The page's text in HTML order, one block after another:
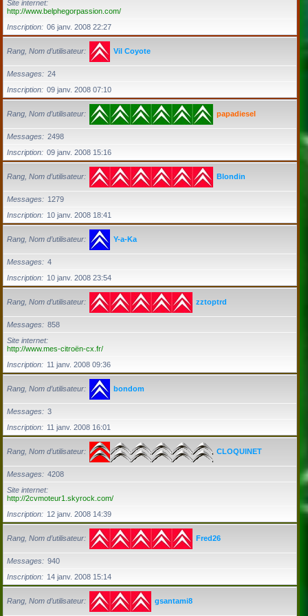
Site internet
http://www.belphegorpassion.com/
Inscription
06 janv. 2008 22:27
Rang, Nom d’utilisateur Vil Coyote
Messages
24
Inscription
09 janv. 2008 07:10
Rang, Nom d’utilisateur papadiesel
Messages
2498
Inscription
09 janv. 2008 15:16
Rang, Nom d’utilisateur Blondin
Messages
1279
Inscription
10 janv. 2008 18:41
Rang, Nom d’utilisateur Y-a-Ka
Messages
4
Inscription
10 janv. 2008 23:54
Rang, Nom d’utilisateur zztoptrd
Messages
858
Site internet
http://www.mes-citroën-cx.fr/
Inscription
11 janv. 2008 09:36
Rang, Nom d’utilisateur bondom
Messages
3
Inscription
11 janv. 2008 16:01
Rang, Nom d’utilisateur CLOQUINET
Messages
4208
Site internet
http://2cvmoteur1.skyrock.com/
Inscription
12 janv. 2008 14:39
Rang, Nom d’utilisateur Fred26
Messages
940
Inscription
14 janv. 2008 15:14
Rang, Nom d’utilisateur gsantami8